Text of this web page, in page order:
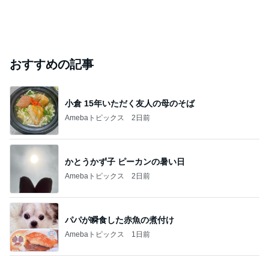
おすすめの記事
小倉 15年いただく友人の母のそば
Amebaトピックス 2日前
かとうかず子 ピーカンの暑い日
Amebaトピックス 2日前
パパが瞬食した赤魚の煮付け
Amebaトピックス 1日前